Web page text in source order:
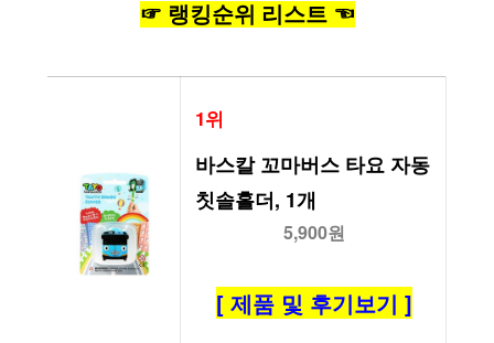
☞ 랭킹순위 리스트 ☜
1위
바스칼 꼬마버스 타요 자동
칫솔홀더, 1개
5,900원
[ 제품 및 후기보기 ]